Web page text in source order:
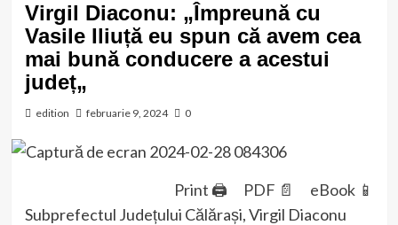
Virgil Diaconu: „Împreună cu
Vasile Iliuță eu spun că avem cea
mai bună conducere a acestui
județ„
edition februarie 9, 2024 0
Print 🖨 PDF 📄
eBook 📱
Subprefectul Județului Călărași, Virgil Diaconu